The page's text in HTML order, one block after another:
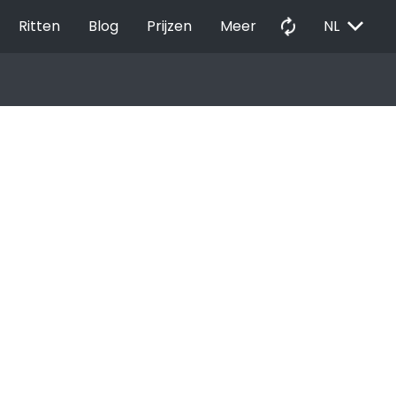
Ritten Blog Prijzen Meer autorenew NL EXPAND_MORE